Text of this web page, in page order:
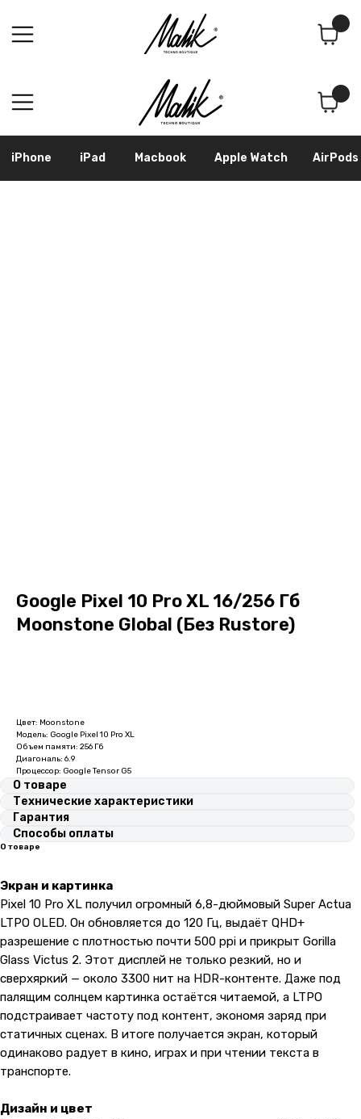
iPhone Apple Watch
Google Pixel 10 Pro XL 16/256 Гб
Moonstone Global (Без Rustore)
Цвет: Moonstone
Модель: Google Pixel 10 Pro XL
Объем памяти: 256 Гб
Диагональ: 6.9
Процессор: Google Tensor G5
О товаре
Технические характеристики
Гарантия
Способы оплаты
О товаре
Экран и картинка
Pixel 10 Pro XL получил огромный 6,8-дюймовый Super Actua
LTPO OLED. Он обновляется до 120 Гц, выдаёт QHD+
разрешение с плотностью почти 500 ppi и прикрыт Gorilla
Glass Victus 2. Этот дисплей не только резкий, но и
сверхяркий — около 3300 нит на HDR-контенте. Даже под
палящим солнцем картинка остаётся читаемой, а LTPO
подстраивает частоту под контент, экономя заряд при
статичных сценах. В итоге получается экран, который
одинаково радует в кино, играх и при чтении текста в
транспорте.
Дизайн и цвет